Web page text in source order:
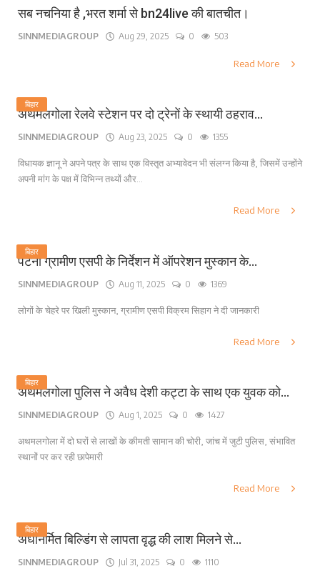
सब नचनिया है ,भरत शर्मा से bn24live की बातचीत।
SINNMEDIAGROUP Aug 29, 2025 0 503
Read More
बिहार
अथमलगोला रेलवे स्टेशन पर दो ट्रेनों के स्थायी ठहराव...
SINNMEDIAGROUP Aug 23, 2025 0 1355
विधायक ज्ञानू ने अपने पत्र के साथ एक विस्तृत अभ्यावेदन भी संलग्न किया है, जिसमें उन्होंने
अपनी मांग के पक्ष में विभिन्न तथ्यों और...
Read More
बिहार
पटना ग्रामीण एसपी के निर्देशन में ऑपरेशन मुस्कान के...
SINNMEDIAGROUP Aug 11, 2025 0 1369
लोगों के चेहरे पर खिली मुस्कान, ग्रामीण एसपी विक्रम सिहाग ने दी जानकारी
Read More
बिहार
अथमलगोला पुलिस ने अवैध देशी कट्टा के साथ एक युवक को...
SINNMEDIAGROUP Aug 1, 2025 0 1427
अथमलगोला में दो घरों से लाखों के कीमती सामान की चोरी, जांच में जुटी पुलिस, संभावित
स्थानों पर कर रही छापेमारी
Read More
बिहार
अर्धनिर्मित बिल्डिंग से लापता वृद्ध की लाश मिलने से...
SINNMEDIAGROUP Jul 31, 2025 0 1110